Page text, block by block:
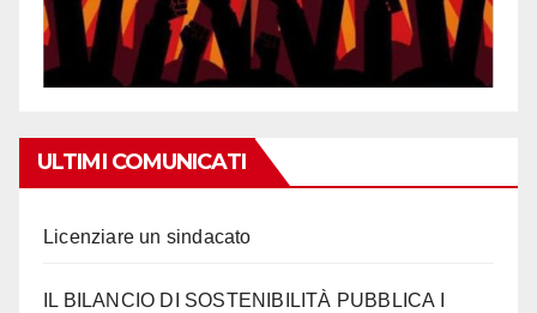
ULTIMI COMUNICATI
Licenziare un sindacato
IL BILANCIO DI SOSTENIBILITÀ PUBBLICA I